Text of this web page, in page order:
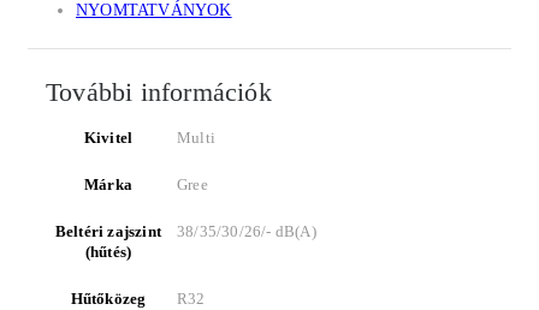
NYOMTATVÁNYOK
További információk
Kivitel Multi
Márka Gree
Beltéri zajszint
(hűtés)
38/35/30/26/- dB(A)
Hűtőközeg R32